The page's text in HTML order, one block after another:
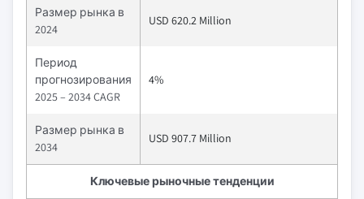
Размер рынка в
2024
USD 620.2 Million
Период
прогнозирования
2025 – 2034 CAGR
4%
Размер рынка в
2034
USD 907.7 Million
Ключевые рыночные тенденции